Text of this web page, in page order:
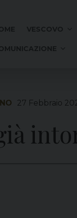
27 Febbraio